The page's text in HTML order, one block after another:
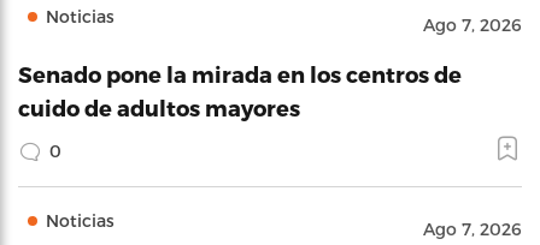
Noticias Ago 7, 2026
Senado pone la mirada en los centros de
cuido de adultos mayores
0
Noticias Ago 7, 2026